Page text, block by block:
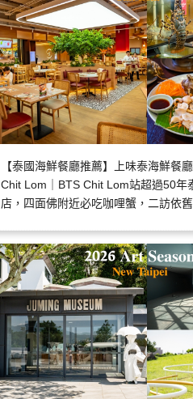
【泰國海鮮餐廳推薦】上味泰海鮮餐
Chit Lom｜BTS Chit Lom站超過50年
店，四面佛附近必吃咖哩蟹，二訪依